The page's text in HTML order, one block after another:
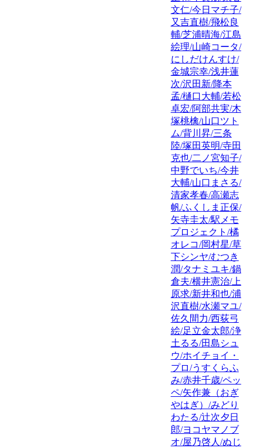
文仁/今日マチ子/
又吉直樹/飛松良
輔/芝浦晴海/江島
絵理/山崎コータ/
にしだけんすけ/
金城宗幸/浅井蓮
次/沢田新/降本
孟/樋口大輔/若松
卓宏/阿部共実/木
塚桃檎/山口ツト
ム/背川昇/三条
陸/塚田英明/寺田
克也/二ノ宮知子/
中野でいち/今井
大輔/山口まさる/
清家孝春/高瀬志
帆/ふくしま正保/
矢寺圭太/駅メモ
プロジェクト/橘
オレコ/岡村星/草
下シンヤ/むつき
潤/タナミユキ/鍋
倉夫/横井憲治/上
原求/新井和也/浦
沢直樹/水瀬マユ/
佐久間力/西荻弓
絵/足立金太郎/浄
土るる/田島シュ
ウ/ホイチョイ・
プロ/うすくらふ
み/赤井千歳/ペッ
ペ/矢作兼（おぎ
やはぎ）/みどり
わたる/辻次夕日
郎/ヨコヤマノブ
オ/屋乃啓人/ぬじ